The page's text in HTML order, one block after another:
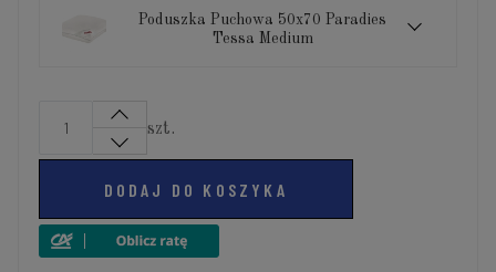
Poduszka Puchowa 50x70 Paradies
Tessa Medium
szt.
DODAJ DO KOSZYKA